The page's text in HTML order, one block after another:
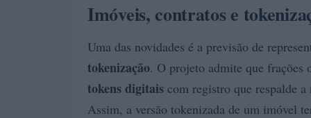
Imóveis, contratos e
Uma das novidades é a previsão de
tokenização. O projeto admite que frações
tokens digitais com registro que respalde
Assim, a versão tokenizada de um imóvel